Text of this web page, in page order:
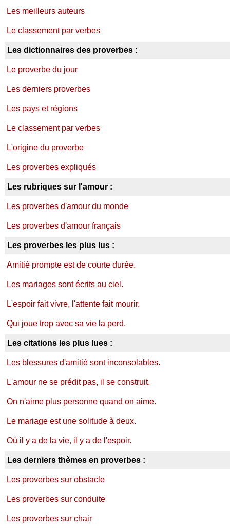
Les meilleurs auteurs
Le classement par verbes
Les dictionnaires des proverbes :
Le proverbe du jour
Les derniers proverbes
Les pays et régions
Le classement par verbes
L'origine du proverbe
Les proverbes expliqués
Les rubriques sur l'amour :
Les proverbes d'amour du monde
Les proverbes d'amour français
Les proverbes les plus lus :
Amitié prompte est de courte durée.
Les mariages sont écrits au ciel.
L'espoir fait vivre, l'attente fait mourir.
Qui joue trop avec sa vie la perd.
Les citations les plus lues :
Les blessures d'amitié sont inconsolables.
L'amour ne se prédit pas, il se construit.
On n'aime plus personne quand on aime.
Le mariage est une solitude à deux.
Où il y a de la vie, il y a de l'espoir.
Les derniers thèmes en proverbes :
Les proverbes sur obstacle
Les proverbes sur conduite
Les proverbes sur chair